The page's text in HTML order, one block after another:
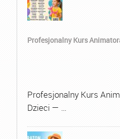
Profesjonalny Kurs
Profesjonalny Kurs
Dzieci — …